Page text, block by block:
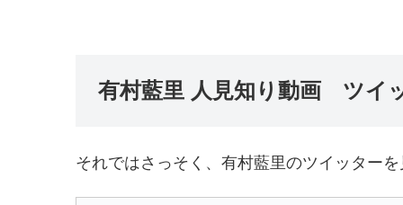
有村藍里 人見知り動画 ツイ
それではさっそく、有村藍里のツイッター